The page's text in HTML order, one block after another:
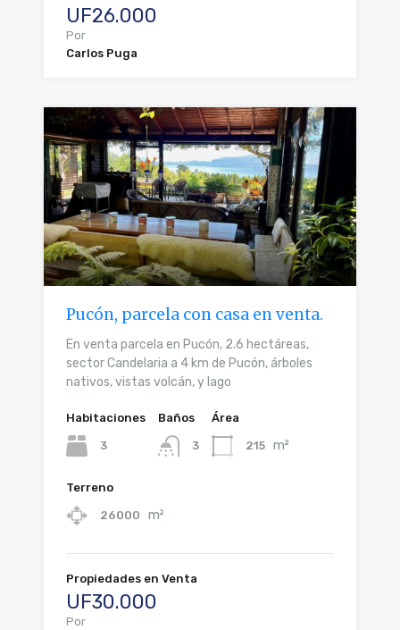
UF26.000
Por
Carlos Puga
Pucón, parcela con casa en venta.
En venta parcela en Pucón, 2.6 hectáreas,
sector Candelaria a 4 km de Pucón, árboles
nativos, vistas volcán, y lago
Habitaciones
3
Baños
3
Área
215 m²
Terreno
26000 m²
Propiedades en Venta
UF30.000
Por